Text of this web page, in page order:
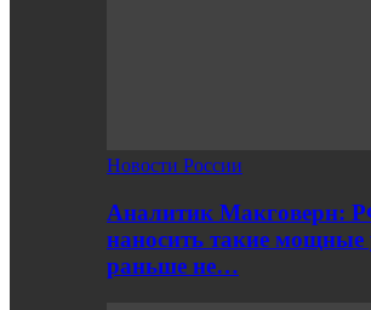
Новости России
Аналитик Макговерн:
наносить такие
раньше не…